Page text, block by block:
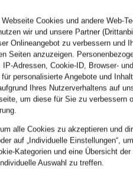
Cookies und andere Web-
wir und unsere Partner
Onlineangebot zu verbessern und
Seiten anzuzeigen.
Adressen, Cookie-ID, Browser-
personalisierte Angebote und
Ihres Nutzerverhaltens auf
um diese für Sie zu verbessern
alle Cookies zu akzeptieren und
auf „Individuelle Einstellungen“,
Kategorien und eine Übersicht
Auswahl zu treffen.